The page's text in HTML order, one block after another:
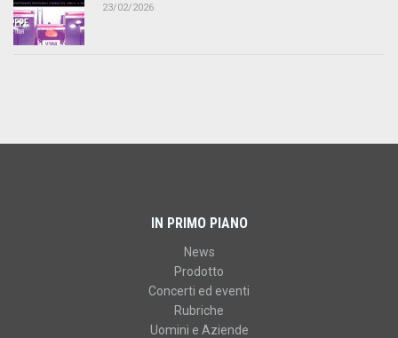
23/02/2026
IN PRIMO PIANO
News
Prodotto
Concerti ed eventi
Rubriche
Uomini e Aziende